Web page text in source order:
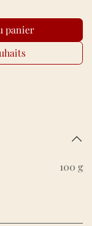
panier
100 g